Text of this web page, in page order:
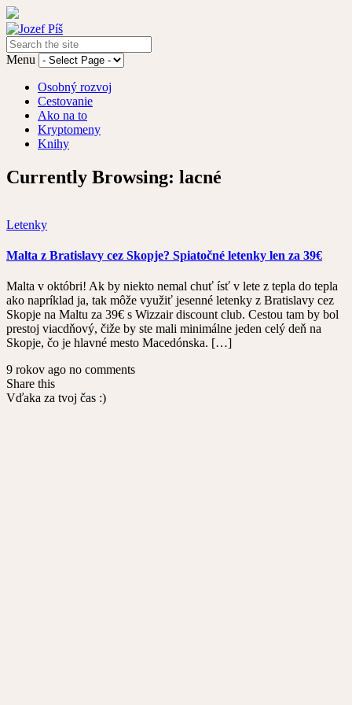
Menu
Osobný rozvoj
Cestovanie
Ako na to
Kryptomeny
Knihy
Currently Browsing: lacné
Letenky
Malta z Bratislavy cez Skopje? Spiatočné letenky len za 39€
Malta v októbri! Ak by niekto nemal chuť ísť v lete z tepla do tepla
ako napríklad ja, tak môže využiť jesenné letenky z Bratislavy cez
Skopje na Maltu za 39€ s Wizzair discount club. Cestou tam by bol
prestoj viacdňový, čiže by ste mali minimálne jeden celý deň na
Skopje, čo je hlavné mesto Macedónska. […]
9 rokov ago no comments
Share this
Vďaka za tvoj čas :)